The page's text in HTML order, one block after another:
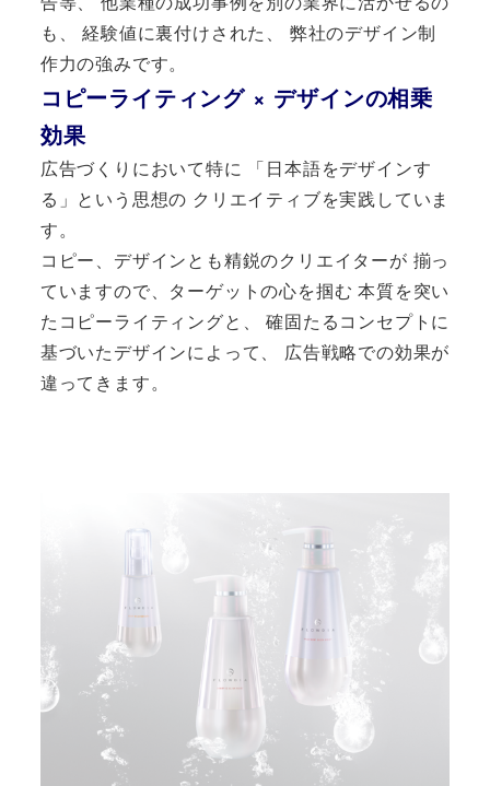
も、 経験値に裏付けされた、 弊社のデザイン制
作力の強みです。
コピーライティング × デザインの相乗
効果
広告づくりにおいて特に 「日本語をデザインす
る」という思想の クリエイティブを実践していま
す。
コピー、デザインとも精鋭のクリエイターが 揃っ
ていますので、ターゲットの心を掴む 本質を突い
たコピーライティングと、 確固たるコンセプトに
基づいたデザインによって、 広告戦略での効果が
違ってきます。